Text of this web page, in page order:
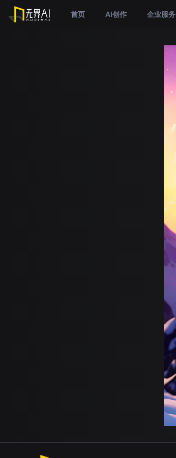
首页 AI创作 企业服务